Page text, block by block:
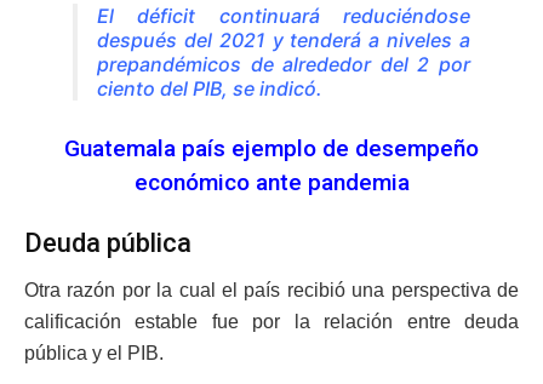
El déficit continuará reduciéndose
después del 2021 y tenderá a niveles a
prepandémicos de alrededor del 2 por
ciento del PIB, se indicó.
Guatemala país ejemplo de desempeño
económico ante pandemia
Deuda pública
Otra razón por la cual el país recibió una perspectiva de
calificación estable fue por la relación entre deuda
pública y el PIB.